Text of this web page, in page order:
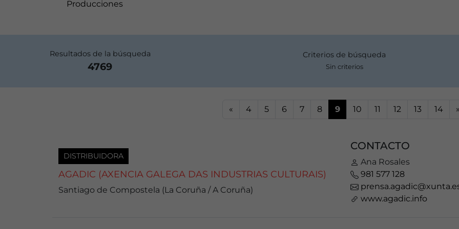
Producciones
Resultados de la búsqueda
4769
Criterios de búsqueda
Sin criterios
« 4 5 6 7 8 9 10 11 12 13 14 »
DISTRIBUIDORA
AGADIC (AXENCIA GALEGA DAS INDUSTRIAS CULTURAIS)
Santiago de Compostela (La Coruña / A Coruña)
CONTACTO
Ana Rosales
981 577 128
www.agadic.info